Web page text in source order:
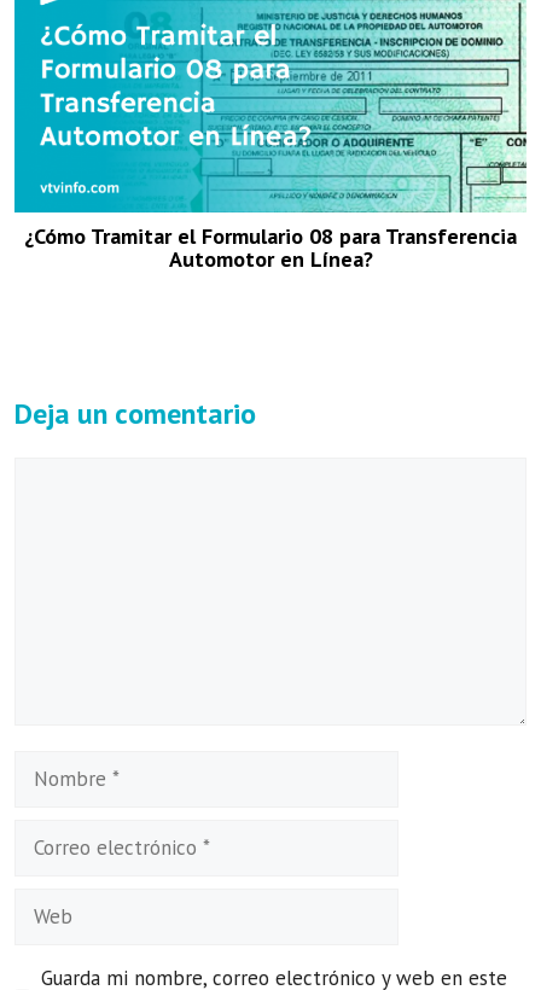
¿Cómo Tramitar el Formulario 08 para Transferencia
Automotor en Línea?
Deja un comentario
Nombre
Correo
Web
Guarda mi nombre, correo electrónico y web en este